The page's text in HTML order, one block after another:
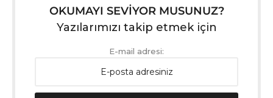
OKUMAYI SEVİYOR MUSUNUZ?
Yazılarımızı takip etmek için
E-mail adresi: